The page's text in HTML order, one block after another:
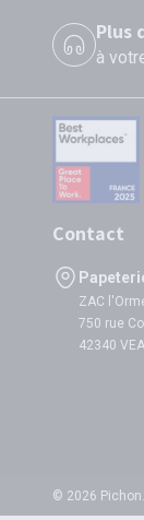
Plus
à
Contact
ZAC
750 rue
42340
© 2026